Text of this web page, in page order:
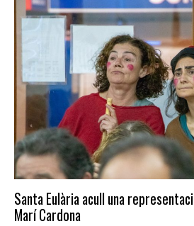
Santa Eulària acull una
Marí Cardona